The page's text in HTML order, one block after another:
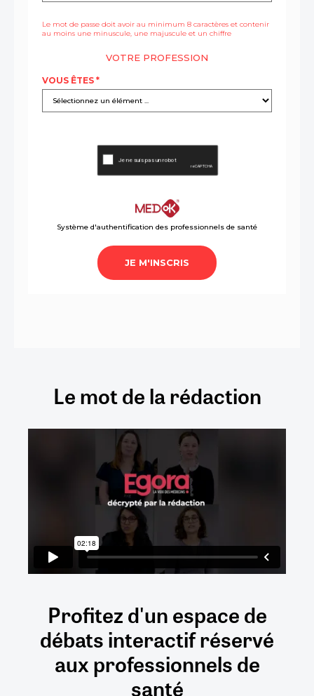
Le mot de la rédaction
Profitez d'un espace de
débatsinteractifréservé
auxprofessionnels de
santé